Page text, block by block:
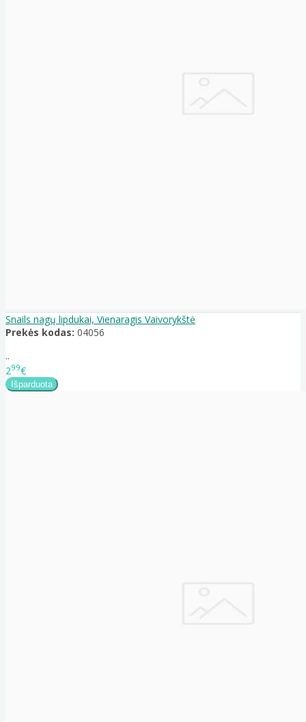
Snails nagų lipdukai, Vienaragis Vaivorykštė
Prekės kodas: 04056
..
299€